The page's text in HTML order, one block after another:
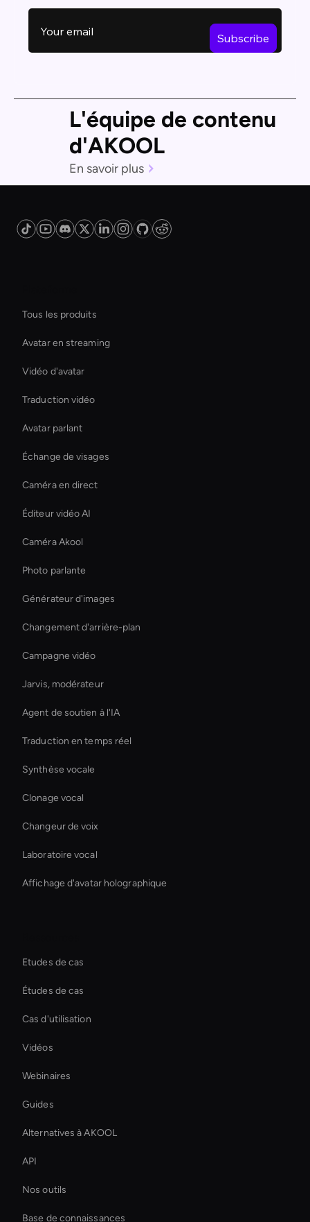
L'équipe de contenu
d'AKOOL
En savoir plus
Tous les produits
Avatar en streaming
Vidéo d'avatar
Traduction vidéo
Avatar parlant
Échange de visages
Caméra en direct
Éditeur vidéo AI
Caméra Akool
Photo parlante
Générateur d'images
Changement d'arrière-plan
Campagne vidéo
Jarvis, modérateur
Agent de soutien à l'IA
Traduction en temps réel
Synthèse vocale
Clonage vocal
Changeur de voix
Laboratoire vocal
Affichage d'avatar holographique
Etudes de cas
Études de cas
Cas d'utilisation
Vidéos
Webinaires
Guides
Alternatives à AKOOL
API
Nos outils
Base de connaissances